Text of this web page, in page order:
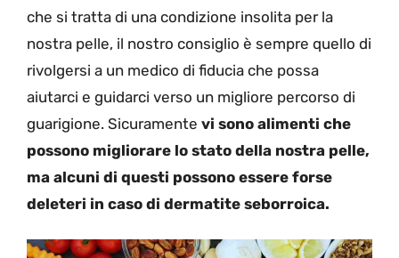
che si tratta di una condizione insolita per la
nostra pelle, il nostro consiglio è sempre quello di
rivolgersi a un medico di fiducia che possa
aiutarci e guidarci verso un migliore percorso di
guarigione. Sicuramente vi sono alimenti che
possono migliorare lo stato della nostra pelle,
ma alcuni di questi possono essere forse
deleteri in caso di dermatite seborroica.